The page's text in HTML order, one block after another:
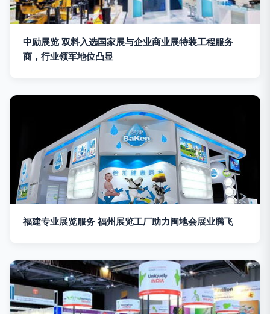
中励展览 双料入选国家展与企业商业展特装工程服务
商，行业领军地位凸显
福建专业展览服务 福州展览工厂助力闽地会展业腾飞